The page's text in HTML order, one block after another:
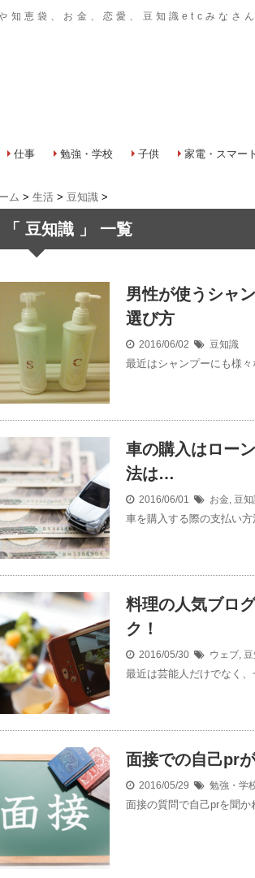
恵袋、お金、恋愛、豆知識etcみなさん
仕事 勉強・学校 子供 家電・スマー
ム > 生活 > 豆知識 >
「 豆知識 」 一覧
男性が使うシャ
選び方
2016/06/02 豆知識
最近はシャンプーにも様
車の購入はロー
法は…
2016/06/01 お金 豆知
車を購入する際の支払い
料理の人気ブロ
ク！
2016/05/30 ウェブ
最近は芸能人だけでなく
面接での自己pr
2016/05/29 勉強・学
面接の質問で自己prを聞か